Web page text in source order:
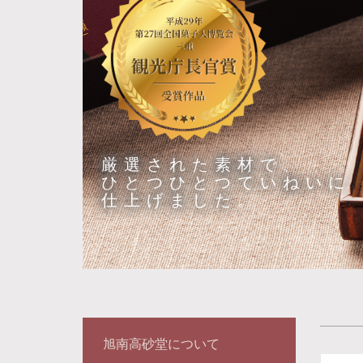
厳選された素材で、
ひとつひとつていねいに
仕上げました。
旭南高砂堂について